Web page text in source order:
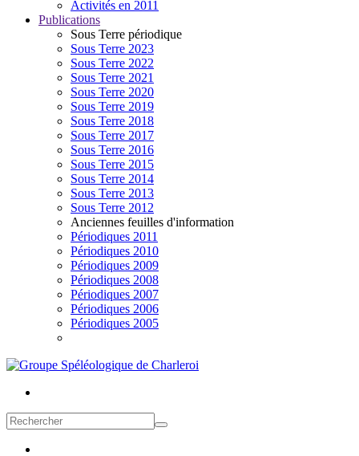
Activités en 2011
Publications
Sous Terre périodique
Sous Terre 2023
Sous Terre 2022
Sous Terre 2021
Sous Terre 2020
Sous Terre 2019
Sous Terre 2018
Sous Terre 2017
Sous Terre 2016
Sous Terre 2015
Sous Terre 2014
Sous Terre 2013
Sous Terre 2012
Anciennes feuilles d'information
Périodiques 2011
Périodiques 2010
Périodiques 2009
Périodiques 2008
Périodiques 2007
Périodiques 2006
Périodiques 2005